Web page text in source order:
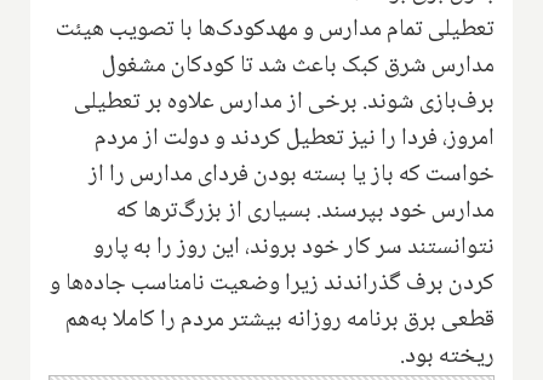
تعطیلی تمام مدارس و مهدکودک‌ها با تصویب هیئت
مدارس شرق کبک باعث شد تا کودکان مشغول
برف‌بازی شوند. برخی از مدارس علاوه بر تعطیلی
امروز، فردا را نیز تعطیل کردند و دولت از مردم
خواست که باز یا بسته بودن فردای مدارس را از
مدارس خود بپرسند. بسیاری از بزرگ‌ترها که
نتوانستند سر کار خود بروند، این روز را به پارو
کردن برف گذراندند زیرا وضعیت نامناسب جاده‌ها و
قطعی برق برنامه روزانه بیشتر مردم را کاملا به‌هم
ریخته بود.